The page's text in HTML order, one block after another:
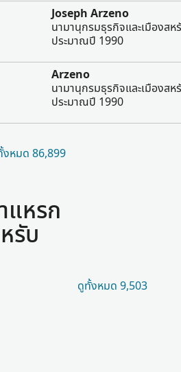
Joseph Arzeno
นามานุกรมธุรกิจและเมืองส
ประมาณปี 1990
Arzeno
นามานุกรมธุรกิจและเมืองส
ประมาณปี 1990
หมด 86,899
แหรก
รับ
ดูทั้งหมด 9,503